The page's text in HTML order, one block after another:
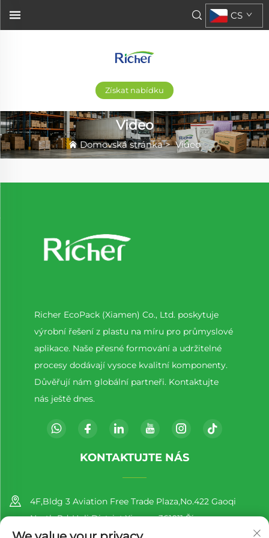
Získat nabídku
CS
Video
Domovská stránka>Video
Richer EcoPack (Xiamen) Co., Ltd. poskytuje
výrobní řešení z plastu na míru pro průmyslové
aplikace. Naše přesné formování a udržitelné
procesy dodávají vysoce kvalitní komponenty.
Důvěřují nám globální partneři. Kontaktujte
nás ještě dnes.
KONTAKTUJTE NÁS
4F,Bldg 3 Aviation Free Trade Plaza,No.422 Gaoqi
North Rd.,Huli District,Xiamen,361011,Čína